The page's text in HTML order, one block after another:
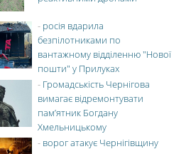
- росія вдарила
безпілотниками по
вантажному відділенню "Нової
пошти" у Прилуках
- Громадськість Чернігова
вимагає відремонтувати
пам’ятник Богдану
Хмельницькому
- ворог атакує Чернігівщину